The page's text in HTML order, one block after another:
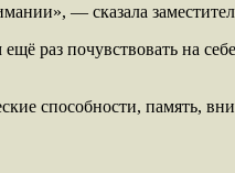
— сказала
раз почувствовать на
способности, память,